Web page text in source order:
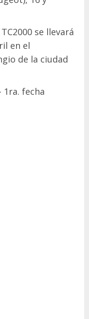
se llevará
en el
de la ciudad
1ra. fecha